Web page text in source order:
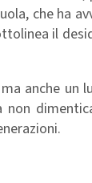
che ha
il
anche un
non